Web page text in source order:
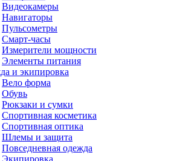
Видеокамеры
Навигаторы
Пульсометры
Смарт-часы
Измерители мощности
Элементы питания
и экипировка
Вело форма
Обувь
Рюкзаки и сумки
Спортивная косметика
Спортивная оптика
Шлемы и защита
Повседневная одежда
Экипировка